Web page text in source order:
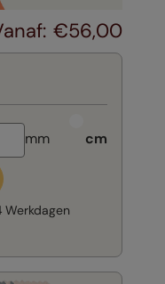
€56,00
mm
cm
Werkdagen